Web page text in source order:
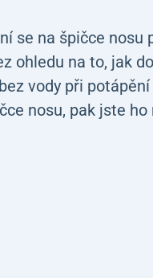
se na špičce
ohledu na to, jak
vody při
nosu, pak jste